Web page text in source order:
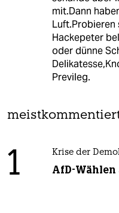
mit.Dann
Hackepeter
oder dünne
Previleg.
1 Krise der
AfD-